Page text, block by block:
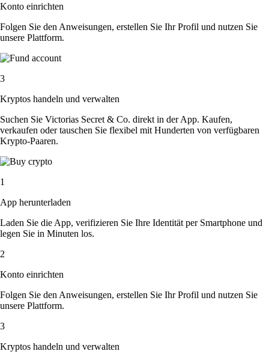
Konto einrichten
Folgen Sie den Anweisungen, erstellen Sie Ihr Profil und nutzen Sie
unsere Plattform.
3
Kryptos handeln und verwalten
Suchen Sie Victorias Secret & Co. direkt in der App. Kaufen,
verkaufen oder tauschen Sie flexibel mit Hunderten von verfügbaren
Krypto-Paaren.
1
App herunterladen
Laden Sie die App, verifizieren Sie Ihre Identität per Smartphone und
legen Sie in Minuten los.
2
Konto einrichten
Folgen Sie den Anweisungen, erstellen Sie Ihr Profil und nutzen Sie
unsere Plattform.
3
Kryptos handeln und verwalten